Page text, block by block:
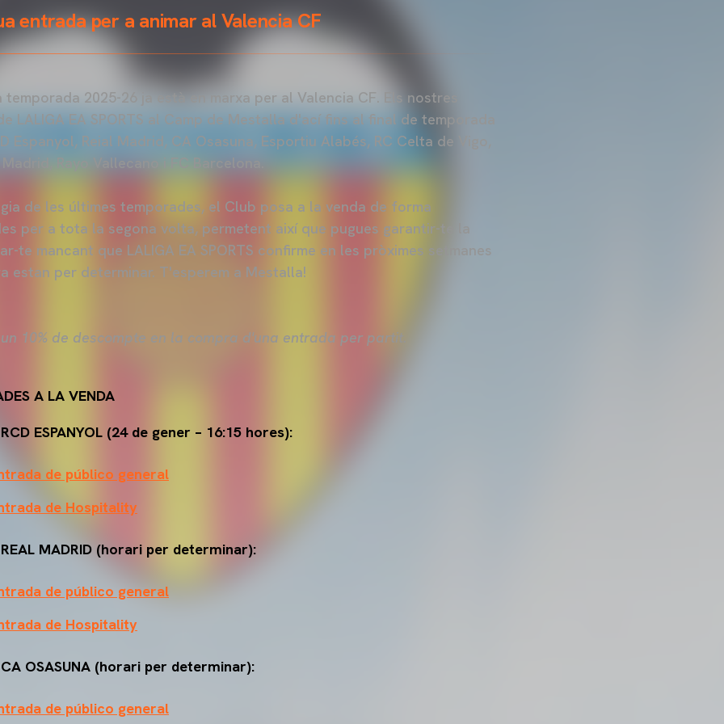
entrada per a animar al Valencia CF
2025-26 ja està en marxa per al Valencia CF. Els nostres
LALIGA EA SPORTS al Camp de Mestalla d'ací fins al final de temporada
Espanyol, Reial Madrid, CA Osasuna, Esportiu Alabés, RC Celta de Vigo,
Rayo Vallecano i FC Barcelona.
de les últimes temporades, el Club posa a la venda de forma
per a tota la segona volta, permetent així que pugues garantir-te la
te mancant que LALIGA EA SPORTS confirme en les pròximes setmanes
estan per determinar. T'esperem a Mestalla!
10% de descompte en la compra d'una entrada per partit.
A LA VENDA
ESPANYOL (24 de gener – 16:15 hores):
de público general
de Hospitality
MADRID (horari per determinar):
de público general
de Hospitality
OSASUNA (horari per determinar):
de público general